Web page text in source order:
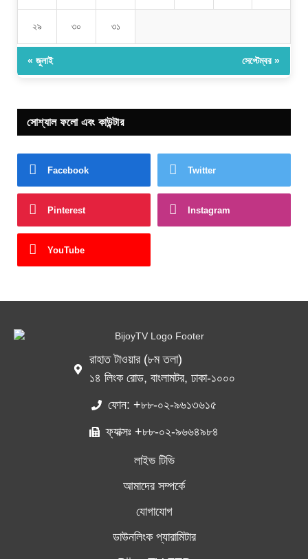
২৯ ৩০ ৩১
« জুলাই সেপ্টেম্বর »
সোশ্যাল ফলো এবং কাউন্টার
Facebook Twitter
Pinterest Instagram
YouTube
রাহাত টাওয়ার (৮ম তলা)
১৪ লিংক রোড, বাংলামটর, ঢাকা-১০০০
ফোন: +৮৮-০২-৯৬১৩৬১৫
ফ্যাক্সঃ +৮৮-০২-৯৬৬৪৯৮৪
লাইভ টিভি
আমাদের সম্পর্কে
যোগাযোগ
ডাউনলিংক প্যারামিটার